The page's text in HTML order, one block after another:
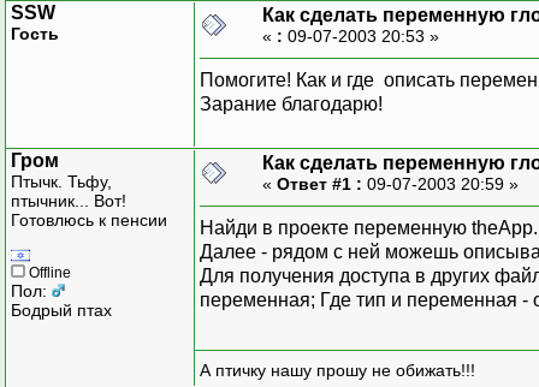
SSW
Гость
Как сделать переменную
« : 09-07-2003 20:53 »
Помогите! Как и где описать
Зарание благодарю!
Гром
Птычк. Тьфу,
птычник... Вот!
Готовлюсь к пенсии
Offline
Пол:
Бодрый птах
Как сделать переменную
« Ответ #1 : 09-07-2003 20:59 »
Найди в проекте переменную theApp.
Далее - рядом с ней можешь
Для получения доступа в других
переменная; Где тип и переменная -
А птичку нашу прошу не обижать!!!